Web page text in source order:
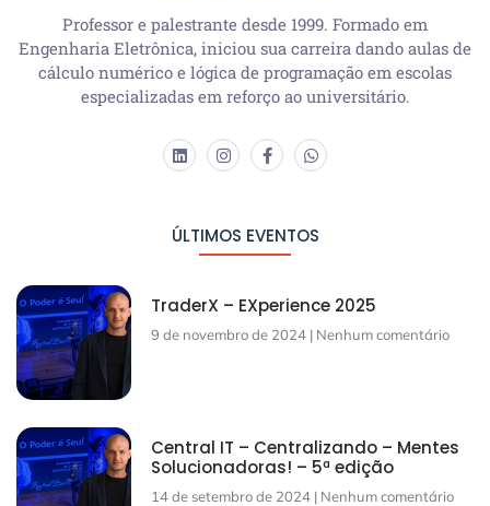
Professor e palestrante desde 1999. Formado em
Engenharia Eletrônica, iniciou sua carreira dando aulas de
cálculo numérico e lógica de programação em escolas
especializadas em reforço ao universitário.
ÚLTIMOS EVENTOS
TraderX – EXperience 2025
9 de novembro de 2024 Nenhum comentário
Central IT – Centralizando – Mentes
Solucionadoras! – 5ª edição
14 de setembro de 2024 Nenhum comentário